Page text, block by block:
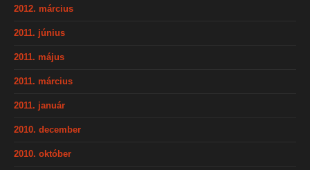
2012. március
2011. június
2011. május
2011. március
2011. január
2010. december
2010. október